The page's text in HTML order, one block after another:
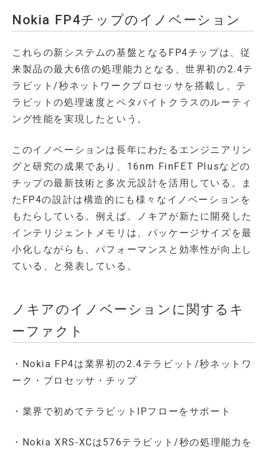
Nokia FP4チップのイノベーション
これらの新システムの基盤となるFP4チップは、従
来製品の最大6倍の処理能力となる、世界初の2.4テ
ラビット/秒ネットワークプロセッサを搭載し、テ
ラビットの処理速度とペタバイトクラスのルーティ
ング性能を実現したという。
このイノベーションは長年にわたるエンジニアリン
グと研究の成果であり、16nm FinFET Plusなどの
チップの最新技術と多次元設計を活用している。ま
たFP4の設計は構造的にも様々なイノベーションを
もたらしている。例えば、ノキアが新たに開発した
インテリジェントメモリは、パッケージサイズを最
小化しながらも、パフォーマンスと効率性が向上し
ている、と発表している。
ノキアのイノベーションに関するキ
ーファクト
・Nokia FP4は業界初の2.4テラビット/秒ネットワ
ーク・プロセッサ・チップ
・業界で初めてテラビットIPフローをサポート
・Nokia XRS-XCは576テラビット/秒の処理能力を